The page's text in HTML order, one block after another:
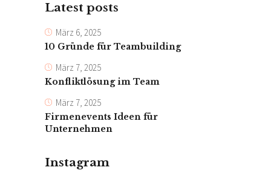
Latest posts
März 6, 2025
10 Gründe für Teambuilding
März 7, 2025
Konfliktlösung im Team
März 7, 2025
Firmenevents Ideen für
Unternehmen
Instagram